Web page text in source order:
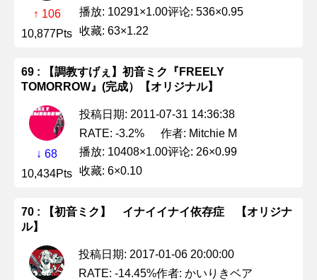
↑ 106
10,877Pts
播放: 10291×1.00评论: 536×0.95
收藏: 63×1.22
69 : 【調教すげぇ】初音ミク『FREELY
TOMORROW』(完成）【オリジナル】
↓ 68
10,434Pts
投稿日期: 2011-07-31 14:36:38
RATE: -3.2%
作者: Mitchie M
播放: 10408×1.00评论: 26×0.99
收藏: 6×0.10
70 : 【初音ミク】 イナイイナイ依存症 【オリジナ
ル】
投稿日期: 2017-01-06 20:00:00
RATE: -14.45%作者: かいりきベア